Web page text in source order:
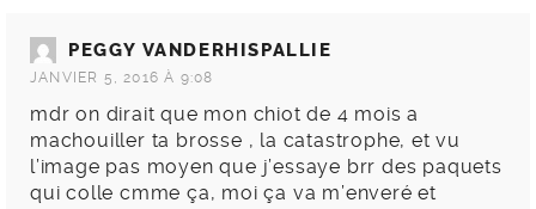
PEGGY VANDERHISPALLIE
JANVIER 5, 2016 À 9:08
mdr on dirait que mon chiot de 4 mois a
machouiller ta brosse , la catastrophe, et vu
l’image pas moyen que j’essaye brr des paquets
qui colle cmme ça, moi ça va m’enveré et